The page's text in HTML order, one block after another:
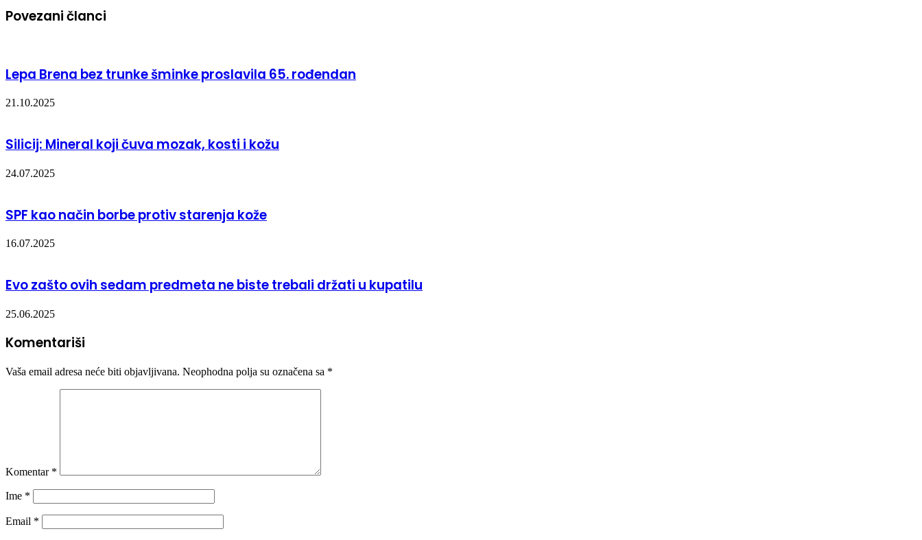
Povezani članci
Lepa Brena bez trunke šminke proslavila 65. rođendan
21.10.2025
Silicij: Mineral koji čuva mozak, kosti i kožu
24.07.2025
SPF kao način borbe protiv starenja kože
16.07.2025
Evo zašto ovih sedam predmeta ne biste trebali držati u kupatilu
25.06.2025
Komentariši
Vaša email adresa neće biti objavljivana. Neophodna polja su označena sa *
Komentar *
Ime *
Email *